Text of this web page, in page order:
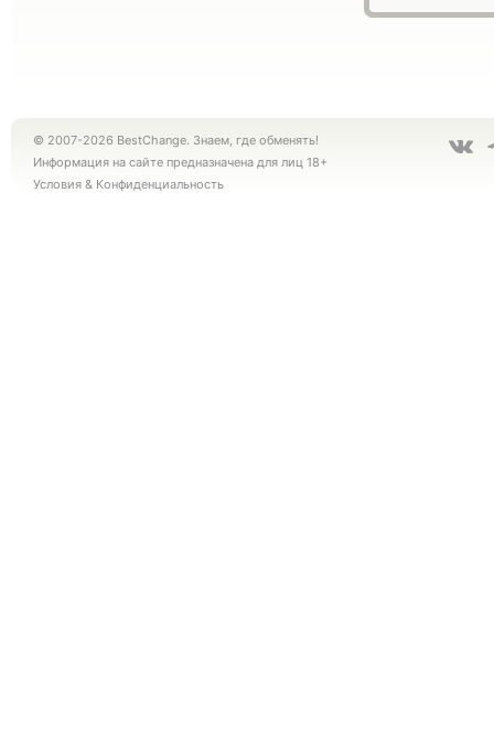
© 2007-2026 BestChange. Знаем, где обменять!
Информация на сайте предназначена для лиц 18+
Условия & Конфиденциальность